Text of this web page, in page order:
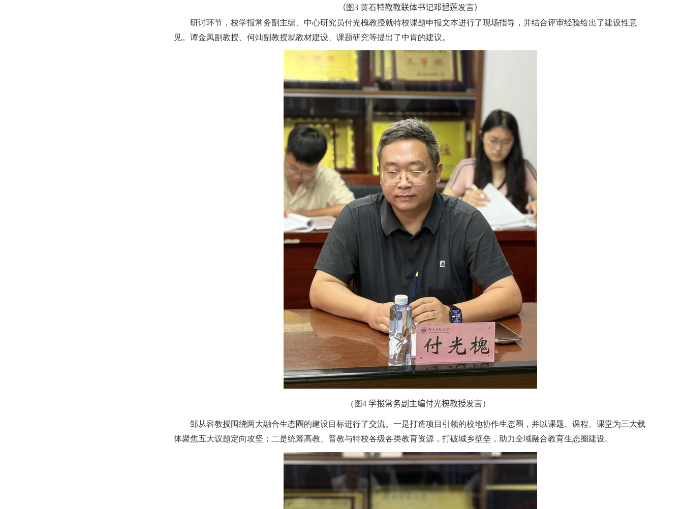
（图3 黄石特教教联体书记邓碧莲发言）
研讨环节，校学报常务副主编、中心研究员付光槐教授就特校课题申报文本进行了现场指导，并结合评审经验给出了建设性意
见。谭金凤副教授、何灿副教授就教材建设、课题研究等提出了中肯的建议。
（图 4 学报常务副主编付光槐教授发言）
邹从容教授围绕两大融合生态圈的建设目标进行了交流。一是打造项目引领的校地协作生态圈，并以课题、课程、课堂为三大载
体聚焦五大议题定向攻坚；二是统筹高教、普教与特校各级各类教育资源，打破城乡壁垒，助力全域融合教育生态圈建设。